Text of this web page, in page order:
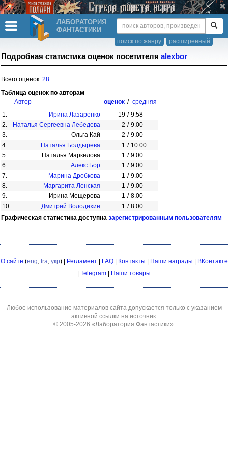
ЛАБОРАТОРИЯ
ФАНТАСТИКИ
расширенный
поиск по жанру
Подробная статистика оценок посетителя alexbor
Всего оценок: 28
Таблица оценок по авторам
Автор
оценок / средняя
1.
Ирина Лазаренко 19 / 9.58
2.
Наталья Сергеевна Лебедева 2 / 9.00
3.
Ольга Кай 2 / 9.00
4.
Наталья Болдырева 1 / 10.00
5.
Наталья Маркелова 1 / 9.00
6.
Алекс Бор 1 / 9.00
7.
Марина Дробкова 1 / 9.00
8.
Маргарита Ленская 1 / 9.00
9.
Ирина Мещерова 1 / 8.00
10.
Дмитрий Володихин 1 / 8.00
Графическая статистика доступна зарегистрированным пользователям
О сайте (eng, fra, укр) | Регламент| FAQ| Контакты Наши награды
ВКонтакте
Telegram Наши товары
Любое использование материалов сайта допускается только с указанием
активной ссылки на источник.
© 2005-2026 «Лаборатория Фантастики».